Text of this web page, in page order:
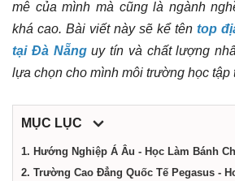
mê của mình mà cũng là ngành
khá cao. Bài viết này sẽ kể tên top
tại Đà Nẵnguy tín và chất lượng
lựa chọn cho mình môi trường học tập
MỤC LỤC
1. Hướng Nghiệp Á Âu - Học Làm Bánh
2. Trường Cao Đẳng Quốc Tế Pegasus -